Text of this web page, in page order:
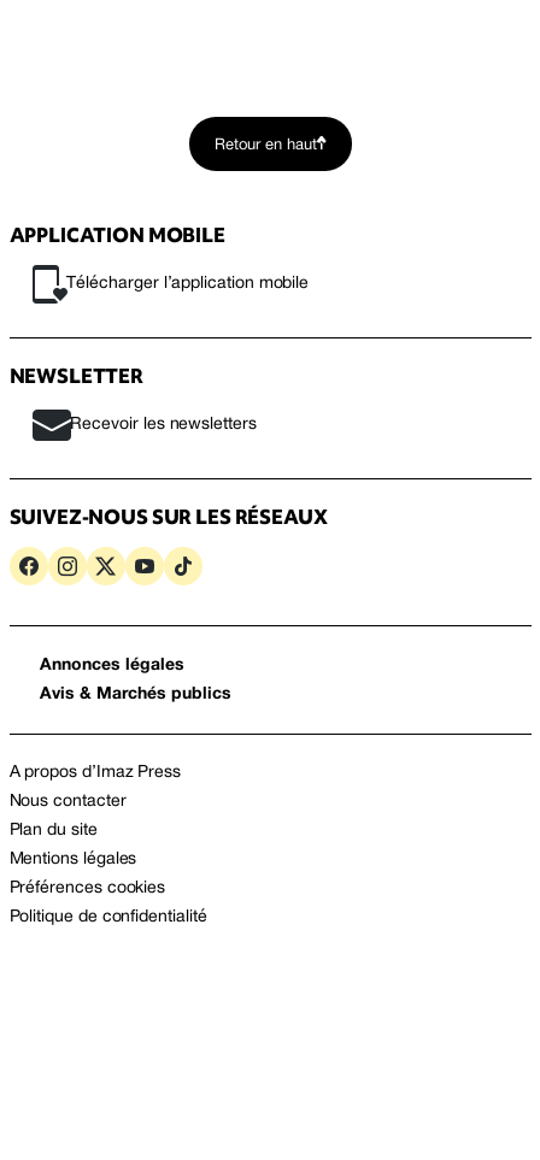
Retour en haut
APPLICATION MOBILE
Télécharger l’application mobile
NEWSLETTER
Recevoir les newsletters
SUIVEZ-NOUS SUR LES RÉSEAUX
Annonces légales
Avis & Marchés publics
A propos d’Imaz Press
Nous contacter
Plan du site
Mentions légales
Préférences cookies
Politique de confidentialité